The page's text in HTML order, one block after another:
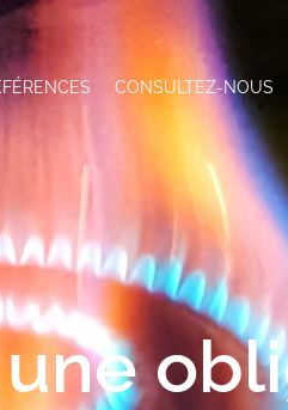
CONSULTEZ-NOUS